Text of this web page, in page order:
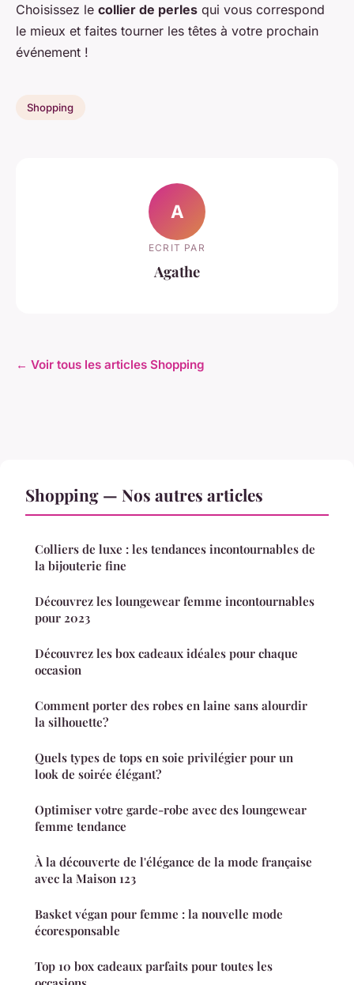
Choisissez le collier de perles qui vous correspond
le mieux et faites tourner les têtes à votre prochain
événement !
Shopping
A
ECRIT PAR
Agathe
← Voir tous les articles Shopping
Shopping — Nos autres articles
Colliers de luxe : les tendances incontournables de
la bijouterie fine
Découvrez les loungewear femme incontournables
pour 2023
Découvrez les box cadeaux idéales pour chaque
occasion
Comment porter des robes en laine sans alourdir
la silhouette?
Quels types de tops en soie privilégier pour un
look de soirée élégant?
Optimiser votre garde-robe avec des loungewear
femme tendance
À la découverte de l'élégance de la mode française
avec la Maison 123
Basket végan pour femme : la nouvelle mode
écoresponsable
Top 10 box cadeaux parfaits pour toutes les